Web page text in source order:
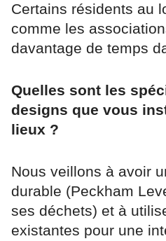
Certains résidents au
comme les
davantage de temps
Quelles sont les
designs que vous
lieux ?
Nous veillons à avoir
durable (Peckham
ses déchets) et à
existantes pour une